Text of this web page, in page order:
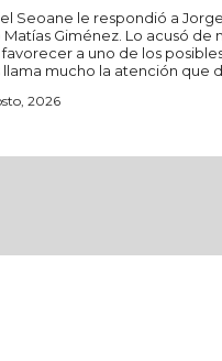
Seoane le respondió a
Matías Giménez. Lo acusó
favorecer a uno de los
llama mucho la atención que
2026